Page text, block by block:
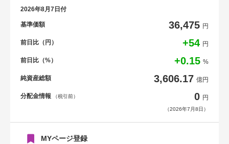
2026年8月7日付
基準価額 36,475 円
前日比（円） +54 円
前日比（%） +0.15 %
純資産総額 3,606.17 億円
分配金情報 （税引前） 0 円
（2026年7月8日）
MYページ登録